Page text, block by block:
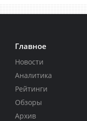
Главное
Новости
Аналитика
Рейтинги
Обзоры
Архив